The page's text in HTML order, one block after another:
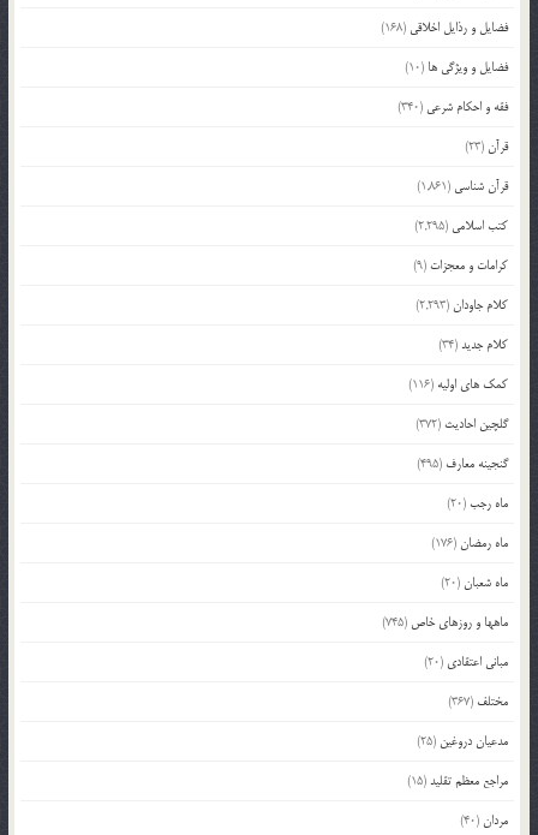
فضایل و رذایل اخلاقی (168)
فضایل و ویژگی ها (10)
فقه و احکام شرعی (340)
قرآن(23)
قرآن شناسی (1,861)
کتب اسلامی (2,295)
کرامات و معجزات (9)
کلام جاودان(2,293)
کلام جدید(34)
کمک های اولیه (116)
گلچین احادیث (372)
گنجینه معارف (495)
ماه رجب(20)
ماه رمضان(176)
ماه شعبان(20)
ماهها و روزهای خاص (745)
مبانی اعتقادی (20)
مختلف (367)
مدعیان دروغین (25)
مراجع معظم تقلید(15)
مردان(40)